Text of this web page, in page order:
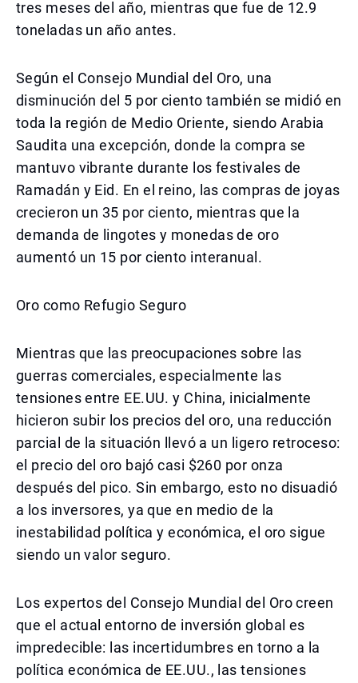
tres meses del año, mientras que fue de 12.9
toneladas un año antes.
Según el Consejo Mundial del Oro, una
disminución del 5 por ciento también se midió en
toda la región de Medio Oriente, siendo Arabia
Saudita una excepción, donde la compra se
mantuvo vibrante durante los festivales de
Ramadán y Eid. En el reino, las compras de joyas
crecieron un 35 por ciento, mientras que la
demanda de lingotes y monedas de oro
aumentó un 15 por ciento interanual.
Oro como Refugio Seguro
Mientras que las preocupaciones sobre las
guerras comerciales, especialmente las
tensiones entre EE.UU. y China, inicialmente
hicieron subir los precios del oro, una reducción
parcial de la situación llevó a un ligero retroceso:
el precio del oro bajó casi $260 por onza
después del pico. Sin embargo, esto no disuadió
a los inversores, ya que en medio de la
inestabilidad política y económica, el oro sigue
siendo un valor seguro.
Los expertos del Consejo Mundial del Oro creen
que el actual entorno de inversión global es
impredecible: las incertidumbres en torno a la
política económica de EE.UU., las tensiones